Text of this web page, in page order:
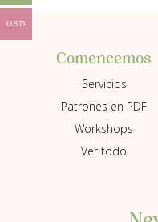
Comencemos
Servicios
Patrones en PDF
Workshops
Ver todo
USD